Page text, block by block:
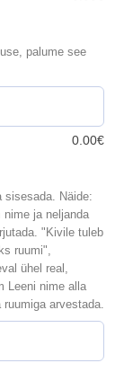
palume see
0.00€
sisesada. Näide:
nime ja neljanda
"Kivile tuleb
ruumi",
ühel real,
Leeni nime alla
arvestada.